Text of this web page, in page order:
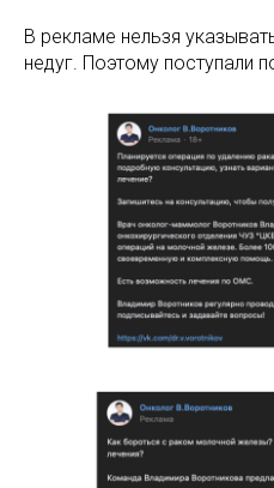
В рекламе нельзя
недуг. Поэтому поступали